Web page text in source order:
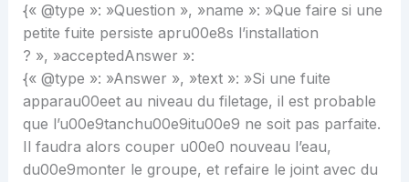
{« @type »: »Question », »name »: »Que faire si une
petite fuite persiste apru00e8s l’installation
? », »acceptedAnswer »:
{« @type »: »Answer », »text »: »Si une fuite
apparau00eet au niveau du filetage, il est probable
que l’u00e9tanchu00e9itu00e9 ne soit pas parfaite.
Il faudra alors couper u00e0 nouveau l’eau,
du00e9monter le groupe, et refaire le joint avec du